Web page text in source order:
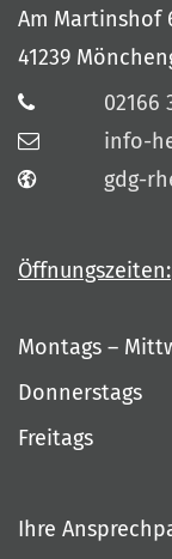
Am Martinshof
41239
02166
info-
gdg-
Öffnungszeiten:
Montags –
Freitags
Ihre